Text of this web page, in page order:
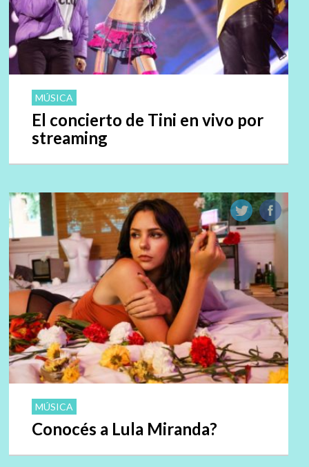
MÚSICA
El concierto de Tini en vivo por
streaming
MÚSICA
Conocés a Lula Miranda?